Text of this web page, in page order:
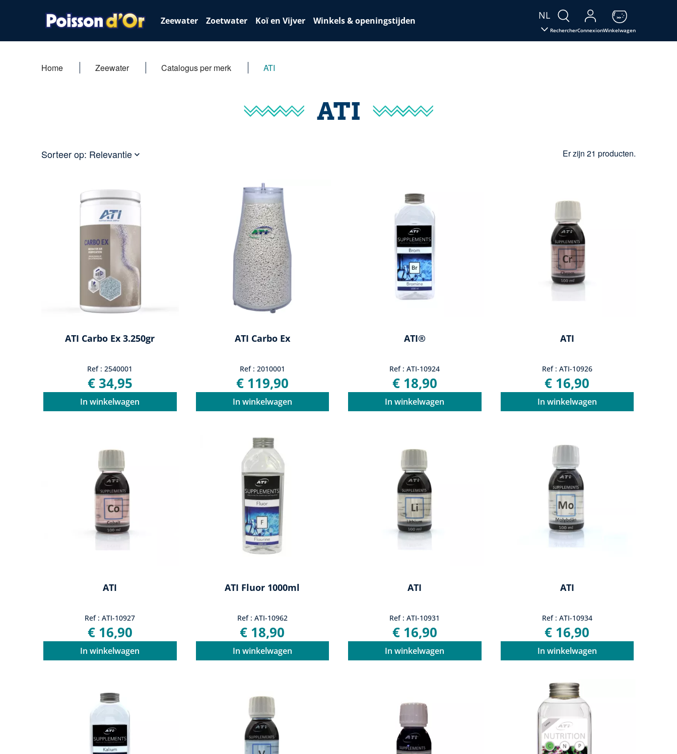
Zeewater Zoetwater Koï en Vijver Winkels & openingstijden NL
RechercherConnexionWinkelwagen
Home Zeewater Catalogus per merk ATI
ATI
Sorteer op: Relevantie  Er zijn 21 producten.
ATI Carbo Ex 3.250gr
Ref : 2540001
€ 34,95
In winkelwagen
ATI Carbo Ex
Ref : 2010001
€ 119,90
In winkelwagen
ATI®
Ref : ATI-10924
€ 18,90
In winkelwagen
ATI
Ref : ATI-10926
€ 16,90
In winkelwagen
ATI
Ref : ATI-10927
€ 16,90
In winkelwagen
ATI Fluor 1000ml
Ref : ATI-10962
€ 18,90
In winkelwagen
ATI
Ref : ATI-10931
€ 16,90
In winkelwagen
ATI
Ref : ATI-10934
€ 16,90
In winkelwagen